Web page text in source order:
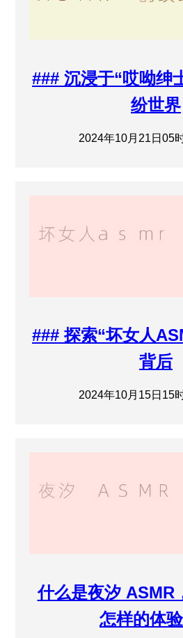
### 沉浸于“哎呦绅
纷世界
2024年10月21日05
### 探索“坏女人
背后
2024年10月15日15
什么是夜汐 ASMR
怎样的体